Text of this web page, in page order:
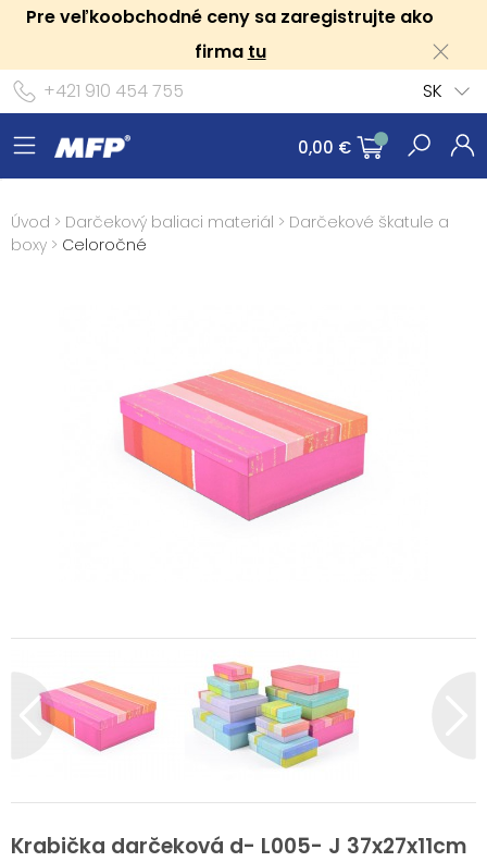
Pre veľkoobchodné ceny sa zaregistrujte ako
firma tu
+421 910 454 755
SK
0,00 €
Úvod > Darčekový baliaci materiál > Darčekové škatule a
boxy > Celoročné
Krabička darčeková d- L005- J 37x27x11cm